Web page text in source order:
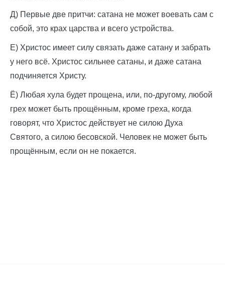
Д) Первые две притчи: сатана не может воевать сам с
собой, это крах царства и всего устройства.
Е) Христос имеет силу связать даже сатану и забрать
у него всё. Христос сильнее сатаны, и даже сатана
подчиняется Христу.
Ё) Любая хула будет прощена, или, по-другому, любой
грех может быть прощённым, кроме греха, когда
говорят, что Христос действует не силою Духа
Святого, а силою бесовской. Человек не может быть
прощённым, если он не покается.